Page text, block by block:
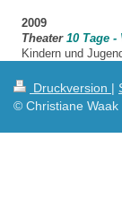
2009
Theater 10 Tage
Kindern und
Druckversion |
© Christiane Waak